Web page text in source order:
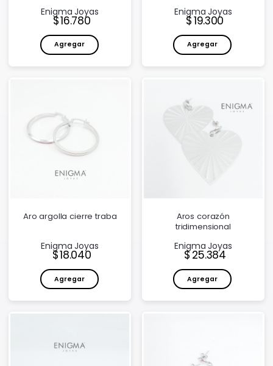
Enigma Joyas
Precio:
16.780
Agregar
Enigma Joyas
Precio:
19.300
Agregar
Aro argolla cierre traba
Enigma Joyas
Precio:
18.040
Agregar
Aros corazón
tridimensional
Enigma Joyas
Precio:
25.384
Agregar